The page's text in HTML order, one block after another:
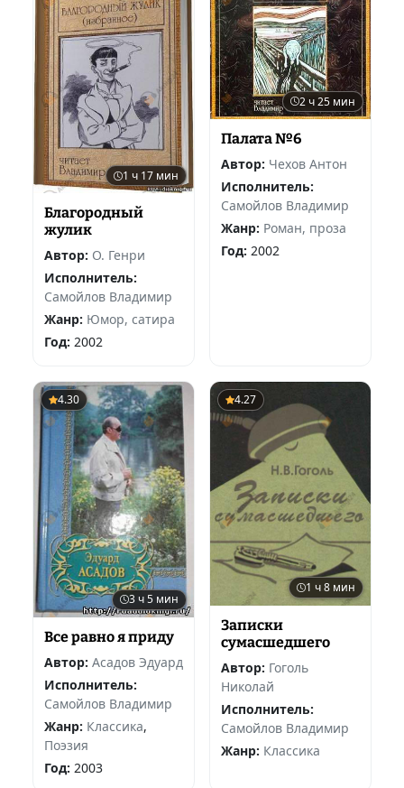
1 ч 17 мин
Благородный
жулик
Автор: О. Генри
Исполнитель:
Самойлов Владимир
Жанр: Юмор, сатира
Год: 2002
2 ч 25 мин
Палата №6
Автор: Чехов Антон
Исполнитель:
Самойлов Владимир
Жанр: Роман, проза
Год: 2002
4.30
3 ч 5 мин
Все равно я приду
Автор: Асадов Эдуард
Исполнитель:
Самойлов Владимир
Жанр: Классика,
Поэзия
Год: 2003
4.27
1 ч 8 мин
Записки
сумасшедшего
Автор: Гоголь
Николай
Исполнитель:
Самойлов Владимир
Жанр: Классика